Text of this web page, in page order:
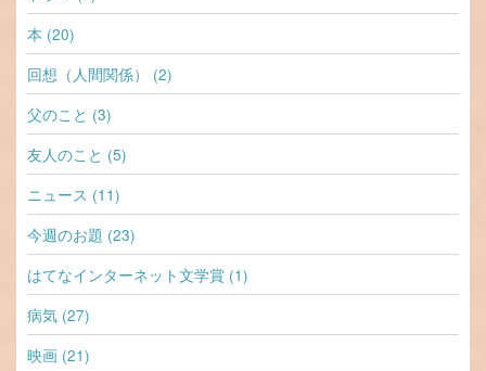
本 (20)
回想（人間関係） (2)
父のこと (3)
友人のこと (5)
ニュース (11)
今週のお題 (23)
はてなインターネット文学賞 (1)
病気 (27)
映画 (21)